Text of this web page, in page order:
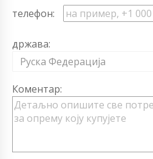
телефон:
држава:
Руска Федерација
Коментар: